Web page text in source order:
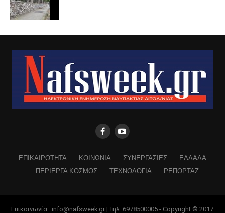
ΕΠΙΚΑΙΡΟΤΗΤΑ ΚΟΙΝΩΝΙΑ ΣΥΝΕΡΓΑΣΙΕΣ
ΕΛΛΑΔΑ
ΠΕΡΙΕΡΓΑ ΚΟΣΜΟΣ
ΤΕΧΝΟΛΟΓΙΑ ΡΕΠΟΡΤΑΖ
Επικοινωνία : info@nafsweek.gr | Τηλ: 6978500005 - Copyright © 2017